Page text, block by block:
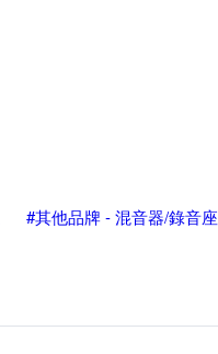
#其他品牌 - 混音器/錄音座